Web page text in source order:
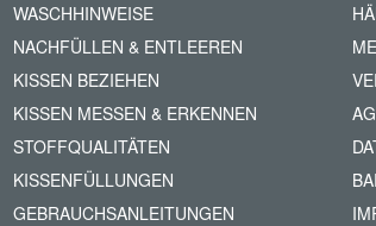
WASCHHINWEISE
NACHFÜLLEN & ENTLEEREN
KISSEN BEZIEHEN
KISSEN MESSEN & ERKENNEN
STOFFQUALITÄTEN
KISSENFÜLLUNGEN
GEBRAUCHSANLEITUNGEN